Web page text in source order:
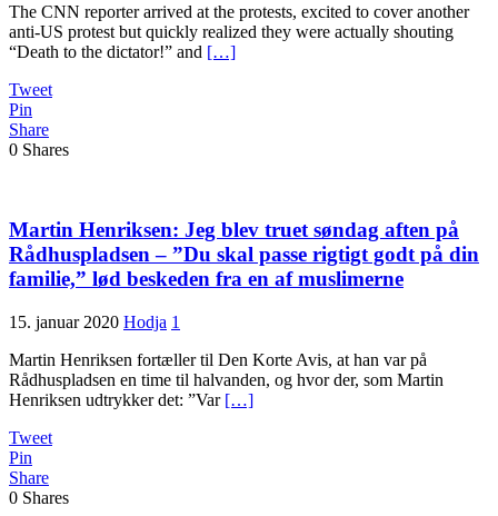
The CNN reporter arrived at the protests, excited to cover another
anti-US protest but quickly realized they were actually shouting
“Death to the dictator!” and […]
Tweet
Pin
Share
0 Shares
Martin Henriksen: Jeg blev truet søndag aften på
Rådhuspladsen – ”Du skal passe rigtigt godt på din
familie,” lød beskeden fra en af muslimerne
15. januar 2020 Hodja 1
Martin Henriksen fortæller til Den Korte Avis, at han var på
Rådhuspladsen en time til halvanden, og hvor der, som Martin
Henriksen udtrykker det: ”Var […]
Tweet
Pin
Share
0 Shares